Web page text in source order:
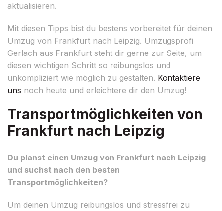
aktualisieren.
Mit diesen Tipps bist du bestens vorbereitet für deinen
Umzug von Frankfurt nach Leipzig. Umzugsprofi
Gerlach aus Frankfurt steht dir gerne zur Seite, um
diesen wichtigen Schritt so reibungslos und
unkompliziert wie möglich zu gestalten. Kontaktiere
uns noch heute und erleichtere dir den Umzug!
Transportmöglichkeiten von
Frankfurt nach Leipzig
Du planst einen Umzug von Frankfurt nach Leipzig
und suchst nach den besten
Transportmöglichkeiten?
Um deinen Umzug reibungslos und stressfrei zu